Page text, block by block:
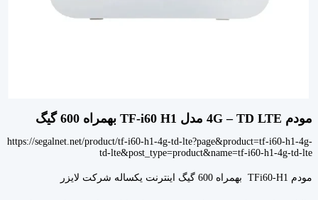
مودم 4G – TD LTE مدل TF-i60 H1 بهمراه 600 گیگ
https://segalnet.net/product/tf-i60-h1-4g-td-lte?page&product=tf-i60-h1-4g-
td-lte&post_type=product&name=tf-i60-h1-4g-td-lte
مودم TFi60-H1 بهمراه 600 گیگ اینترنت یکساله شرکت لایزر